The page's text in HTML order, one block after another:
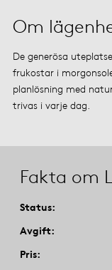
Om
De generösa
frukostar i
planlösning med
trivas i varje dag.
Fakta om
Status
Avgift
Pris